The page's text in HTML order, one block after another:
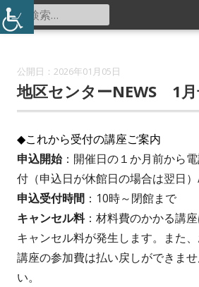
コ
ン
北山田地区セン
メ
検
索:
2026年01月05日
地区センターNEWS 1
◆これから受付の講座ご案内
申込開始：開催日の１か月前から
付（申込日が休館日の場合は翌日
申込受付時間 ：10時～閉館まで
キャンセル料：材料費のかかる講
キャンセル料が発生します。また
講座の参加費は払い戻しができま
い。